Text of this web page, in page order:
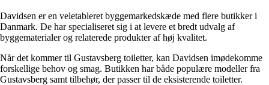
Davidsen er en veletableret byggemarkedskæde med flere butikker i
Danmark. De har specialiseret sig i at levere et bredt udvalg af
byggematerialer og relaterede produkter af høj kvalitet.
Når det kommer til Gustavsberg toiletter, kan Davidsen imødekomme
forskellige behov og smag. Butikken har både populære modeller fra
Gustavsberg samt tilbehør, der passer til de eksisterende toiletter.